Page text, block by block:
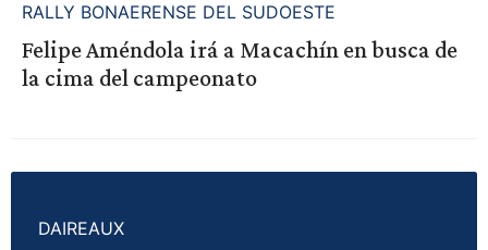
RALLY BONAERENSE DEL SUDOESTE
Felipe Améndola irá a Macachín en busca de
la cima del campeonato
DAIREAUX